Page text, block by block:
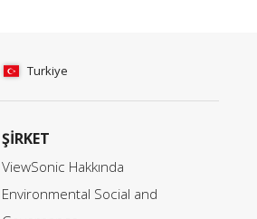
Turkiye
ŞIRKET
ViewSonic Hakkında
Environmental Social and